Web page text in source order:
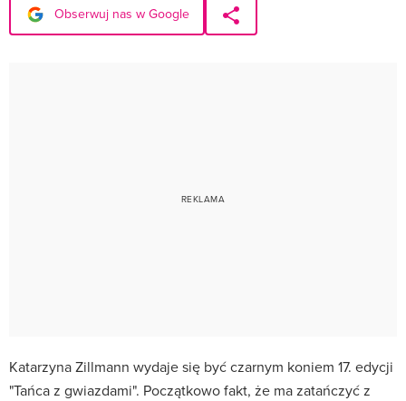
Obserwuj nas w Google
Katarzyna Zillmann wydaje się być czarnym koniem 17. edycji
"Tańca z gwiazdami". Początkowo fakt, że ma zatańczyć z